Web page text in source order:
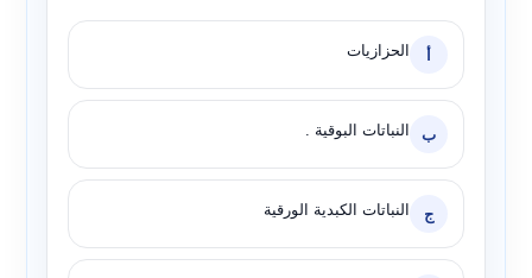
أ الحزازيات
ب النباتات البوقية .
ج النباتات الكبدية الورقية